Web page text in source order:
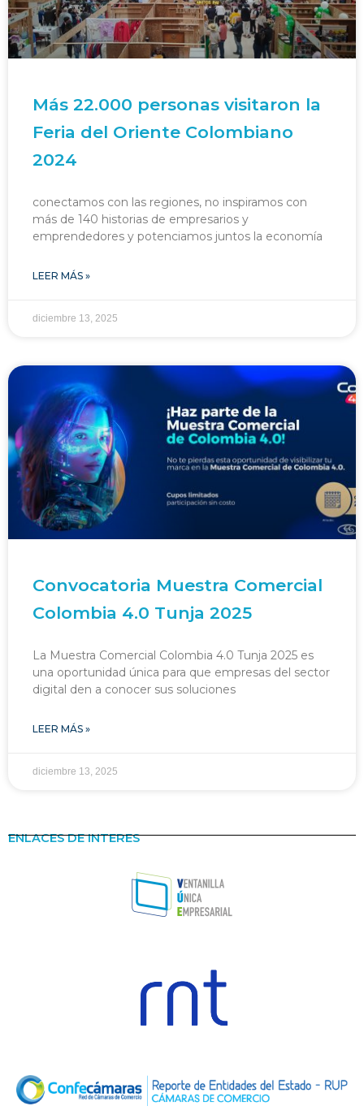
Más 22.000 personas visitaron la
Feria del Oriente Colombiano
2024
conectamos con las regiones, no inspiramos con
más de 140 historias de empresarios y
emprendedores y potenciamos juntos la economía
LEER MÁS »
diciembre 13, 2025
Convocatoria Muestra Comercial
Colombia 4.0 Tunja 2025
La Muestra Comercial Colombia 4.0 Tunja 2025 es
una oportunidad única para que empresas del sector
digital den a conocer sus soluciones
LEER MÁS »
diciembre 13, 2025
ENLACES DE INTERES